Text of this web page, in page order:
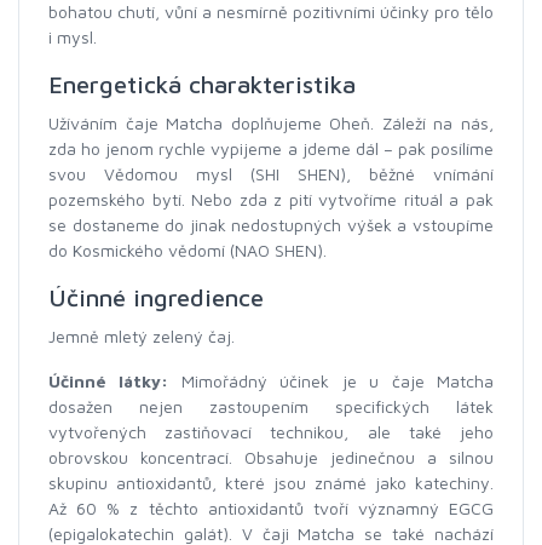
bohatou chutí, vůní a nesmírně pozitivními účinky pro tělo
i mysl.
Energetická charakteristika
Užíváním čaje Matcha doplňujeme Oheň. Záleží na nás,
zda ho jenom rychle vypijeme a jdeme dál – pak posílíme
svou Vědomou mysl (SHI SHEN), běžné vnímání
pozemského bytí. Nebo zda z pití vytvoříme rituál a pak
se dostaneme do jinak nedostupných výšek a vstoupíme
do Kosmického vědomí (NAO SHEN).
Účinné ingredience
Jemně mletý zelený čaj.
Účinné látky:
Mimořádný účinek je u čaje Matcha
dosažen nejen zastoupením specifických látek
vytvořených zastiňovací technikou, ale také jeho
obrovskou koncentrací. Obsahuje jedinečnou a silnou
skupinu antioxidantů, které jsou známé jako katechiny.
Až 60 % z těchto antioxidantů tvoří významný EGCG
(epigalokatechin galát). V čaji Matcha se také nachází